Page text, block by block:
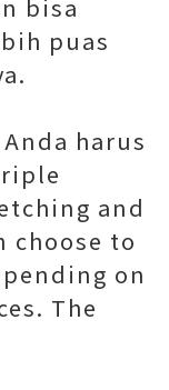
bisa
puas
harus
and
choose to
on
The